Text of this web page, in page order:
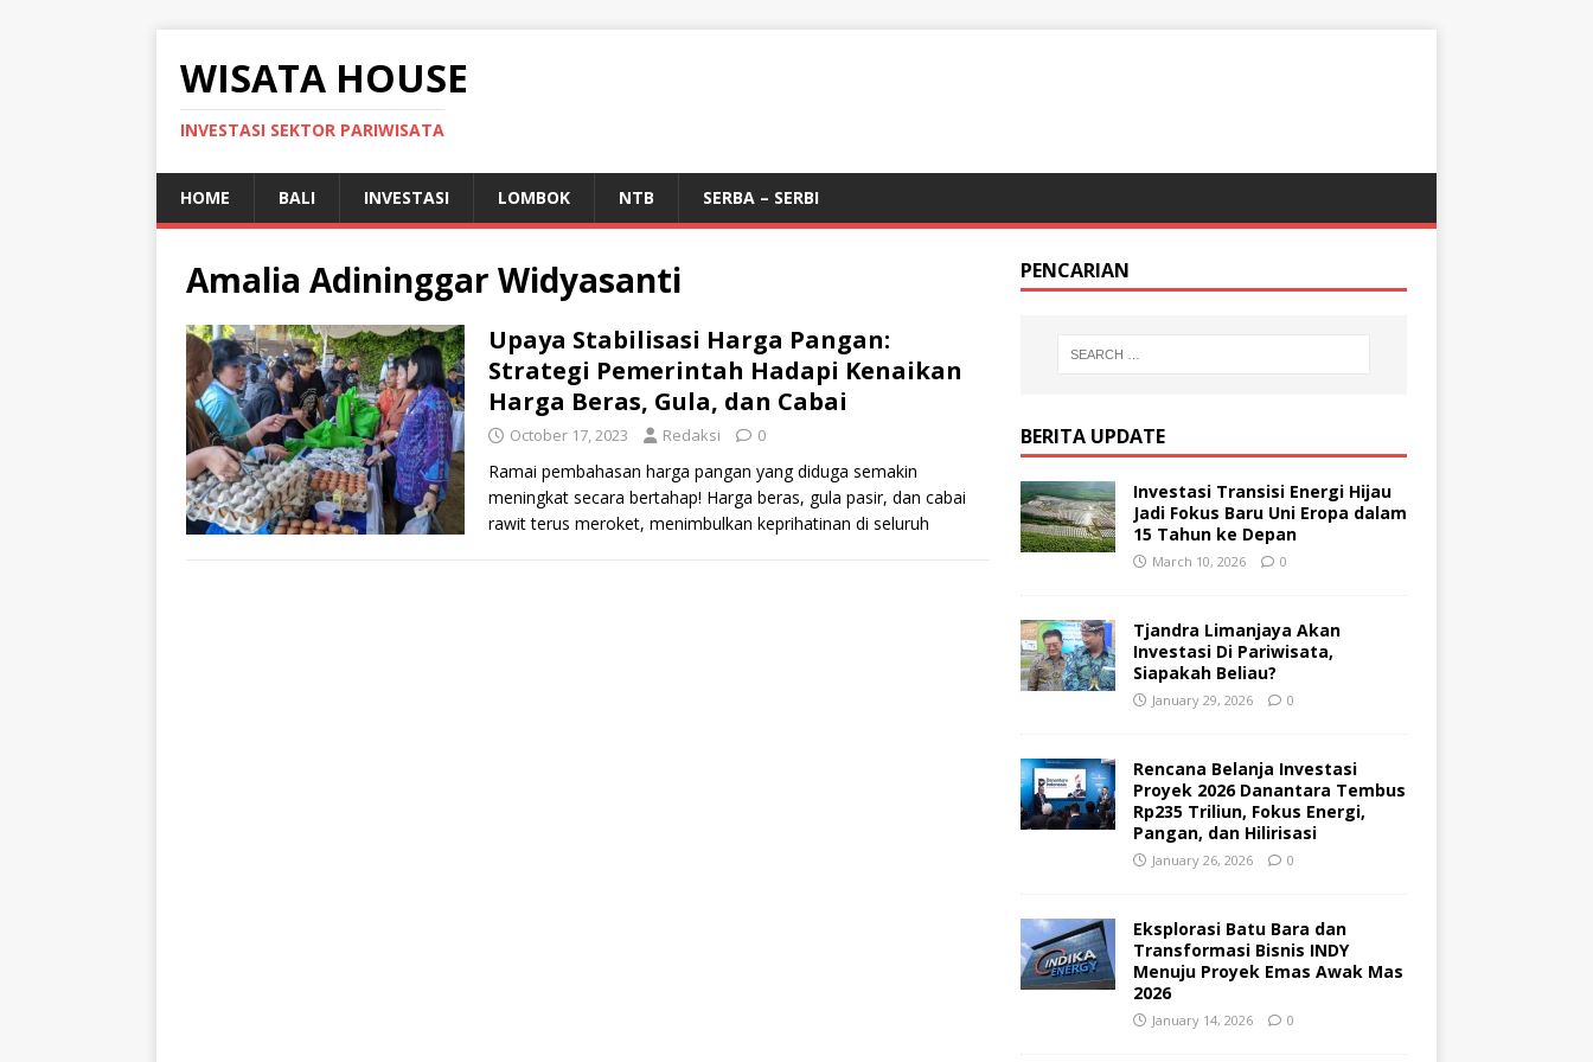
WISATA HOUSE
INVESTASI SEKTOR PARIWISATA
HOME BALI INVESTASI LOMBOK NTB SERBA – SERBI
Amalia Adininggar Widyasanti
Upaya Stabilisasi Harga Pangan:
Strategi Pemerintah Hadapi Kenaikan
Harga Beras, Gula, dan Cabai
October 17, 2023 Redaksi 0
Ramai pembahasan harga pangan yang diduga semakin
meningkat secara bertahap! Harga beras, gula pasir, dan cabai
rawit terus meroket, menimbulkan keprihatinan di seluruh
PENCARIAN
BERITA UPDATE
Investasi Transisi Energi Hijau
Jadi Fokus Baru Uni Eropa dalam
15 Tahun ke Depan
March 10, 2026 0
Tjandra Limanjaya Akan
Investasi Di Pariwisata,
Siapakah Beliau?
January 29, 2026 0
Rencana Belanja Investasi
Proyek 2026 Danantara Tembus
Rp235 Triliun, Fokus Energi,
Pangan, dan Hilirisasi
January 26, 2026 0
Eksplorasi Batu Bara dan
Transformasi Bisnis INDY
Menuju Proyek Emas Awak Mas
2026
January 14, 2026 0